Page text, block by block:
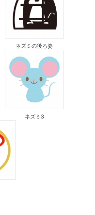
ネズミの後ろ姿
ネズミ3